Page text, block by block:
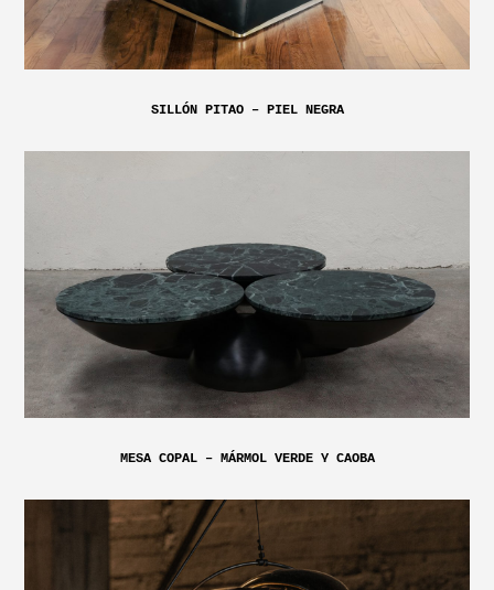
SILLÓN PITAO – PIEL NEGRA
MESA COPAL – MÁRMOL VERDE Y CAOBA